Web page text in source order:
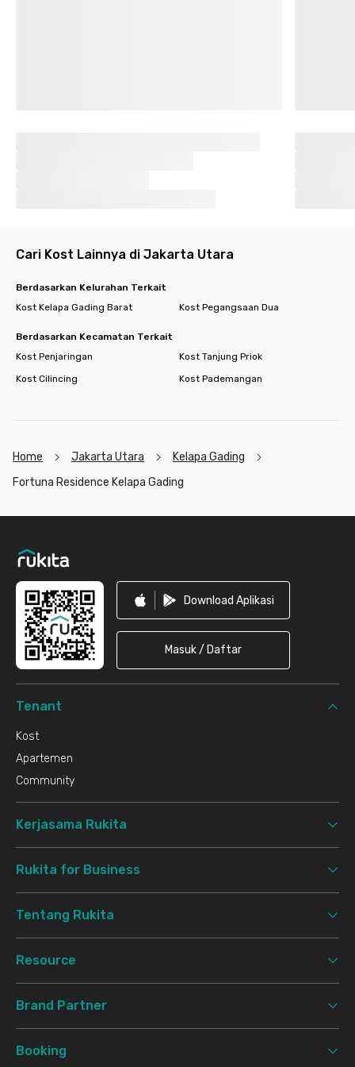
Cari Kost Lainnya di Jakarta Utara
Berdasarkan Kelurahan Terkait
Kost Kelapa Gading Barat
Kost Pegangsaan Dua
Berdasarkan Kecamatan Terkait
Kost Penjaringan
Kost Tanjung Priok
Kost Cilincing
Kost Pademangan
Home Jakarta Utara
Kelapa Gading
Fortuna Residence Kelapa Gading
Download Aplikasi
Masuk / Daftar
Tenant
Kost
Apartemen
Community
Kerjasama Rukita
Rukita for Business
Tentang Rukita
Resource
Brand Partner
Booking